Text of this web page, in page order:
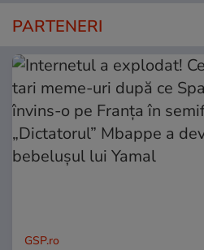
PARTENERI
GSP.ro